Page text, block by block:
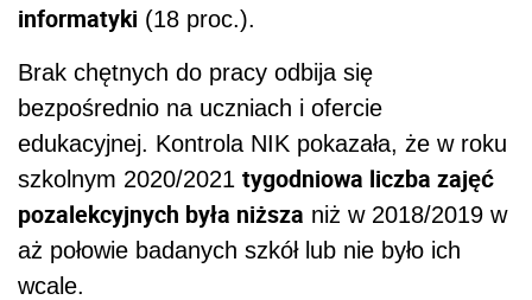
informatyki (18 proc.).
Brak chętnych do pracy odbija się
bezpośrednio na uczniach i ofercie
edukacyjnej. Kontrola NIK pokazała, że w roku
szkolnym 2020/2021 tygodniowa liczba zajęć
pozalekcyjnych była niższa niż w 2018/2019 w
aż połowie badanych szkół lub nie było ich
wcale.